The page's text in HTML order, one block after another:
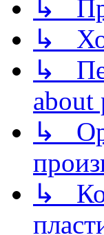
↳
↳
↳
about
↳
↳